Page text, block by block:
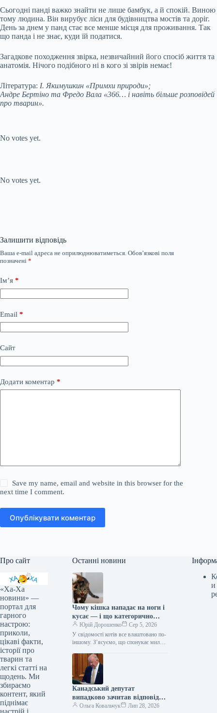
Сьогодні панді важко знайти не лише бамбук, а й спокій. Виною
тому людина. Він вирубує ліси для будівництва мостів та доріг.
День за днем у панд стає все менше місця для проживання. Так
що панда і не знає, куди їй податися.
Загадкове походження звірка, незвичайний його спосіб життя та
анатомія. Нічого подібного ні в кого зі звірів немає!
Література: І. Якимушкин «Примхи природи»;
Андре Бертіно та Фредо Вала «366… і навіть більше розповідей
про тварин».
No votes yet.
No votes yet.
Залишити відповідь
Ваша e-mail адреса не оприлюднюватиметься. Обов’язкові поля
позначені *
Ім’я *
Email *
Сайт
Додати коментар *
Save my name, email and website in this browser for the
next time I comment.
Опублікувати коментар
Про сайт
«Ха-Ха
новини» —
портал для
гарного
настрою:
приколи,
цікаві факти,
історії про
тварин та
легкі статті на
щодень. Ми
збираємо
контент, який
піднімає
настрій і
Останні новини
Чому кішка нападає на ноги і
кусає — і що категорично
заборонено робити у відповідь
Юрій Дорошенко
Сер 5, 2026
У свідомості котів все влаштовано по-
іншому. З’ясуємо, що спонукає милу
домашнього бешкетника, і як
повернути спокій…
Канадський депутат
випадково зачитав відповідь
від ChatGPT під час промови
Ольга Ковальчук
Лип 28, 2026
и